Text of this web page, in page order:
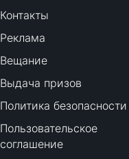
Контакты
Реклама
Вещание
Выдача призов
Политика безопасности
Пользовательское
соглашение